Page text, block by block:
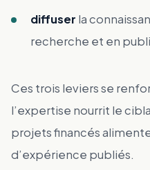
diffuser la
recherche et en
Ces trois leviers se
l’expertise nourrit le
projets financés
d’expérience publiés.